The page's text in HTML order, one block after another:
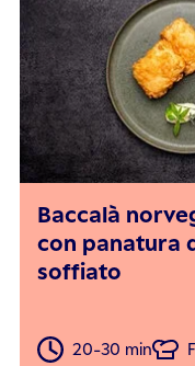
Baccalà
con panatura
soffiato
20-30 min